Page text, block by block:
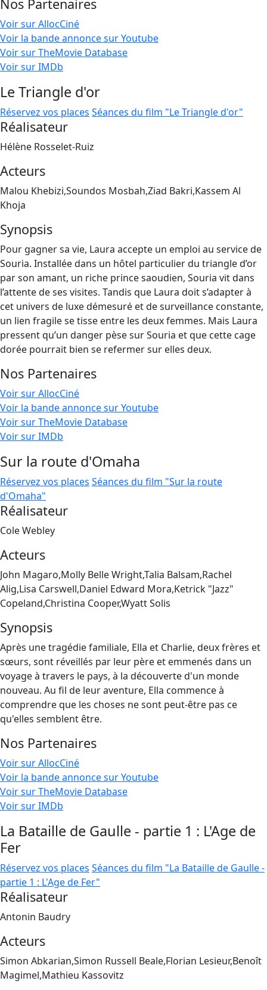
Nos Partenaires
Voir sur AllocCiné
Voir la bande annonce sur Youtube
Voir sur TheMovie Database
Voir sur IMDb
Le Triangle d'or
Réservez vos places Séances du film "Le Triangle d'or"
Réalisateur
Hélène Rosselet-Ruiz
Acteurs
Malou Khebizi,Soundos Mosbah,Ziad Bakri,Kassem Al
Khoja
Synopsis
Pour gagner sa vie, Laura accepte un emploi au service de
Souria. Installée dans un hôtel particulier du triangle d’or
par son amant, un riche prince saoudien, Souria vit dans
l’attente de ses visites. Tandis que Laura doit s’adapter à
cet univers de luxe démesuré et de surveillance constante,
un lien fragile se tisse entre les deux femmes. Mais Laura
pressent qu’un danger pèse sur Souria et que cette cage
dorée pourrait bien se refermer sur elles deux.
Nos Partenaires
Voir sur AllocCiné
Voir la bande annonce sur Youtube
Voir sur TheMovie Database
Voir sur IMDb
Sur la route d'Omaha
Réservez vos places Séances du film "Sur la route
d'Omaha"
Réalisateur
Cole Webley
Acteurs
John Magaro,Molly Belle Wright,Talia Balsam,Rachel
Alig,Lisa Carswell,Daniel Edward Mora,Ketrick "Jazz"
Copeland,Christina Cooper,Wyatt Solis
Synopsis
Après une tragédie familiale, Ella et Charlie, deux frères et
sœurs, sont réveillés par leur père et emmenés dans un
voyage à travers le pays, à la découverte d'un monde
nouveau. Au fil de leur aventure, Ella commence à
comprendre que les choses ne sont peut-être pas ce
qu'elles semblent être.
Nos Partenaires
Voir sur AllocCiné
Voir la bande annonce sur Youtube
Voir sur TheMovie Database
Voir sur IMDb
La Bataille de Gaulle - partie 1 : L'Age de
Fer
Réservez vos places Séances du film "La Bataille de Gaulle -
partie 1 : L'Age de Fer"
Réalisateur
Antonin Baudry
Acteurs
Simon Abkarian,Simon Russell Beale,Florian Lesieur,Benoît
Magimel,Mathieu Kassovitz